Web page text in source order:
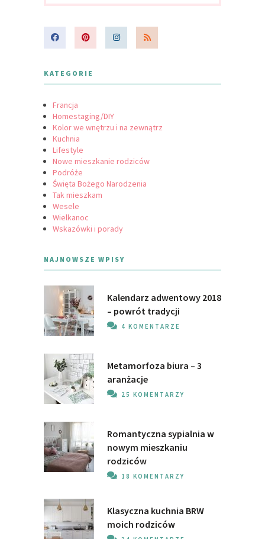
KATEGORIE
Francja
Homestaging/DIY
Kolor we wnętrzu i na zewnątrz
Kuchnia
Lifestyle
Nowe mieszkanie rodziców
Podróże
Święta Bożego Narodzenia
Tak mieszkam
Wesele
Wielkanoc
Wskazówki i porady
NAJNOWSZE WPISY
Kalendarz adwentowy 2018
– powrót tradycji
4 KOMENTARZE
Metamorfoza biura – 3
aranżacje
25 KOMENTARZY
Romantyczna sypialnia w
nowym mieszkaniu
rodziców
18 KOMENTARZY
Klasyczna kuchnia BRW
moich rodziców